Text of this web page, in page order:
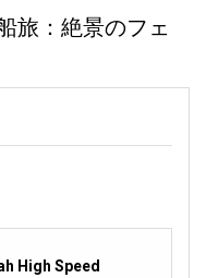
旅：絶景のフェ
High Speed